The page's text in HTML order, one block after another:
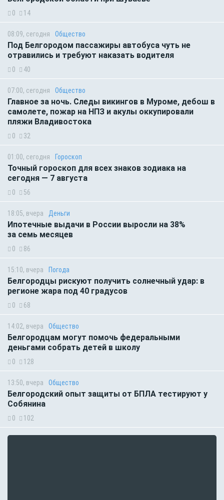
0 14
08:09, сегодня Общество
Под Белгородом пассажиры автобуса чуть не
отравились и требуют наказать водителя
0 40
07:00, сегодня Общество
Главное за ночь. Следы викингов в Муроме, дебош в
самолете, пожар на НПЗ и акулы оккупировали
пляжи Владивостока
0 32
01:00, сегодня Гороскоп
Точный гороскоп для всех знаков зодиака на
сегодня — 7 августа
0 56
18:05, вчера Деньги
Ипотечные выдачи в России выросли на 38%
за семь месяцев
0 86
15:10, вчера Погода
Белгородцы рискуют получить солнечный удар: в
регионе жара под 40 градусов
0 68
14:02, вчера Общество
Белгородцам могут помочь федеральными
деньгами собрать детей в школу
0 128
13:50, вчера Общество
Белгородский опыт защиты от БПЛА тестируют у
Собянина
0 102